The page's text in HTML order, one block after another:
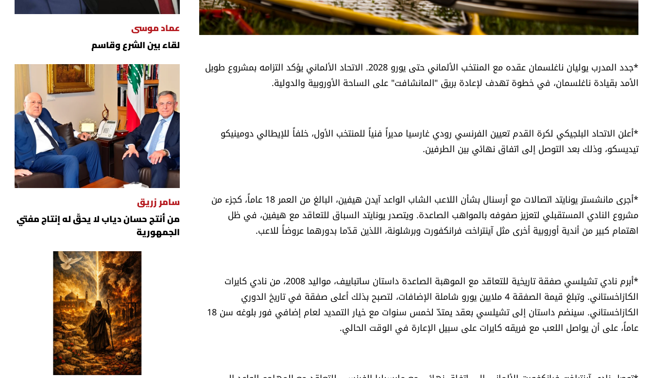
*جدد المدرب يوليان ناغلسمان عقده مع المنتخب الألماني حتى يورو 2028. الاتحاد الألماني يؤكد التزامه بمشروع طويل
الأمد بقيادة ناغلسمان، في خطوة تهدف لإعادة بريق "المانشافت" على الساحة الأوروبية والدولية.
*أعلن الاتحاد البلجيكي لكرة القدم تعيين الفرنسي رودي غارسيا مديراً فنياً للمنتخب الأول، خلفاً للإيطالي دومينيكو
تيديسكو، وذلك بعد التوصل إلى اتفاق نهائي بين الطرفين.
*أجرى مانشستر يونايتد اتصالات مع أرسنال بشأن اللاعب الشاب الواعد آيدن هيفين، البالغ من العمر 18 عاماً، كجزء من
مشروع النادي المستقبلي لتعزيز صفوفه بالمواهب الصاعدة. ويتصدر يونايتد السباق للتعاقد مع هيفين، في ظل
اهتمام كبير من أندية أوروبية أخرى مثل آينتراخت فرانكفورت وبرشلونة، اللذين قدّما بدورهما عروضاً للاعب.
*أبرم نادي تشيلسي صفقة تاريخية للتعاقد مع الموهبة الصاعدة داستان ساتباييف، مواليد 2008، من نادي كايرات
الكازاخستاني. وتبلغ قيمة الصفقة 4 ملايين يورو شاملة الإضافات، لتصبح بذلك أعلى صفقة في تاريخ الدوري
الكازاخستاني. سينضم داستان إلى تشيلسي بعقد يمتدّ لخمس سنوات مع خيار التمديد لعام إضافي فور بلوغه سن 18
عاماً، على أن يواصل اللعب مع فريقه كايرات على سبيل الإعارة في الوقت الحالي.
عماد موسى
لقاء بين الشرع وقاسم
سامر زريق
من أنتج حسان دياب لا يحقّ له إنتاج مفتي
الجمهورية